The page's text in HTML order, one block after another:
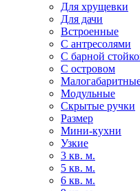
Для хрущевки
Для дачи
Встроенные
С антресолями
С барной
С островом
Модульные
Скрытые ручки
Размер
Мини-кухни
Узкие
3 кв. м.
5 кв. м.
6 кв. м.